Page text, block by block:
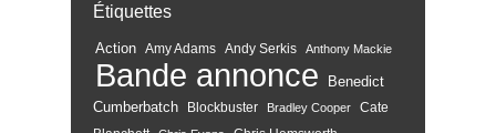
Étiquettes
Action Amy Adams Andy Serkis Anthony Mackie
Bande annonce
Benedict
Cumberbatch
Blockbuster Bradley Cooper
Cate